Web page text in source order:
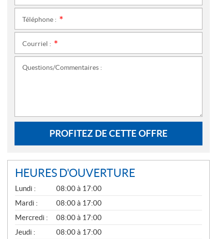
Téléphone :
Courriel :
Questions/Commentaires :
PROFITEZ DE CETTE OFFRE
HEURES D'OUVERTURE
G
É
N
É
R
A
L
Lundi :
08:00 à 17:00
Mardi :
08:00 à 17:00
Mercredi :
08:00 à 17:00
Jeudi :
08:00 à 17:00